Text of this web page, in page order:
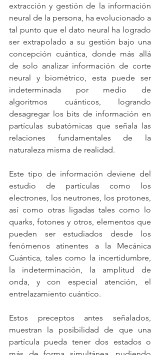
extracción y gestión de la información
neural de la persona, ha evolucionado a
tal punto que el dato neural ha logrado
ser extrapolado a su gestión bajo una
concepción cuántica, donde más allá
de solo analizar información de corte
neural y biométrico, esta puede ser
indeterminada por medio de
algoritmos cuánticos, logrando
desagregar los bits de información en
partículas subatómicas que señala las
relaciones fundamentales de la
naturaleza misma de realidad.
Este tipo de información deviene del
estudio de partículas como los
electrones, los neutrones, los protones,
así como otras ligadas tales como lo
quarks, fotones y otros, elementos que
pueden ser estudiados desde los
fenómenos atinentes a la Mecánica
Cuántica, tales como la incertidumbre,
la indeterminación, la amplitud de
onda, y con especial atención, el
entrelazamiento cuántico.
Estos preceptos antes señalados,
muestran la posibilidad de que una
partícula pueda tener dos estados o